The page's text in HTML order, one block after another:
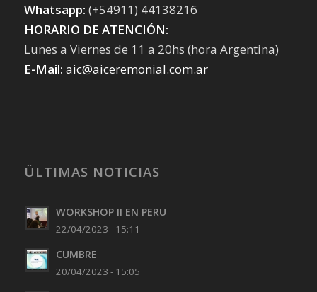
Whatsapp: (+54911) 44138216
HORARIO DE ATENCIÓN:
Lunes a Viernes de 11 a 20hs (hora Argentina)
E-Mail: aic@aiceremonial.com.ar
ÜLTIMAS NOTICIAS
WORKSHOP II EN PERU
22/04/2023 - 15:11
CUMBRE
20/04/2023 - 15:05